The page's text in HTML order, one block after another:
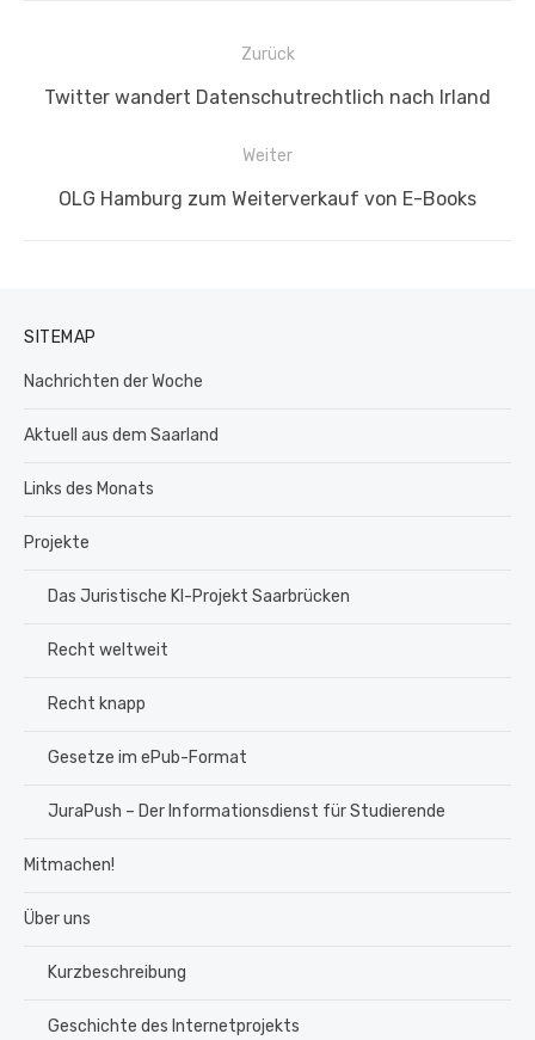
Beitragsnavigation
Zurück
Vorheriger
Twitter wandert Datenschutrechtlich nach Irland
Weiter
Nächster
OLG Hamburg zum Weiterverkauf von E-Books
SITEMAP
Nachrichten der Woche
Aktuell aus dem Saarland
Links des Monats
Projekte
Das Juristische KI-Projekt Saarbrücken
Recht weltweit
Recht knapp
Gesetze im ePub-Format
JuraPush – Der Informationsdienst für Studierende
Mitmachen!
Über uns
Kurzbeschreibung
Geschichte des Internetprojekts